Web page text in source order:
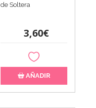
de Soltera
3,60€
AÑADIR